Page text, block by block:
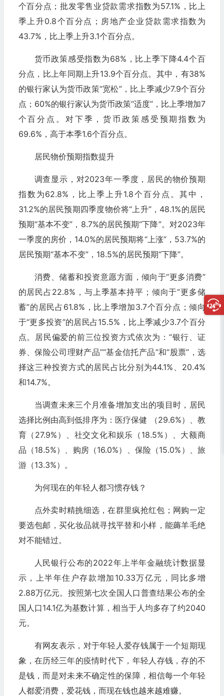
个百分点；批发零售业贷款需求指数为57.1%，比上
季上升0.8个百分点；房地产企业贷款需求指数为
43.7%，比上季上升3.1个百分点。
货币政策感受指数为68%，比上季下降4.4个百
分点，比上年同期上升13.9个百分点。其中，有38%
的银行家认为货币政策“宽松”，比上季减少7.9个百分
点；60%的银行家认为货币政策“适度”，比上季增加7
个百分点。对下季，货币政策感受预期指数为
69.6%，高于本季1.6个百分点。
居民物价预期指数提升
调查显示，对2023年一季度，居民的物价预期
指数为62.8%，比上季上升1.8个百分点。其中，
31.2%的居民预期四季度物价将“上升”，48.1%的居民
预期“基本不变”，8.7%的居民预期“下降”。对2023年
一季度的房价，14.0%的居民预期将“上涨”，53.7%的
居民预期“基本不变”，18.5%的居民预期“下降”。
消费、储蓄和投资意愿方面，倾向于“更多消费”
的居民占22.8%，与上季基本持平；倾向于“更多储
蓄”的居民占61.8%，比上季增加3.7个百分点；倾向
于“更多投资”的居民占15.5%，比上季减少3.7个百分
点。居民偏爱的前三位投资方式依次为：“银行、证
券、保险公司理财产品”“基金信托产品”和“股票”，选
择这三种投资方式的居民占比分别为44.1%、20.4%
和14.7%。
当调查未来三个月准备增加支出的项目时，居民
选择比例由高到低排序为：医疗保健 （29.6%）、教
育（27.9%）、社交文化和娱乐（18.5%）、大额商
品（18.5%）、购房（16.0%）、保险（15.0%）、旅
游（13.3%）。
为何现在的年轻人都习惯存钱？
点外卖时精挑细选，在群里疯抢红包；网购一定
要选包邮，买化妆品就寻找平替和小样，能薅羊毛绝
对不能错过。
人民银行公布的2022年上半年金融统计数据显
示，上半年住户存款增加10.33万亿元，同比多增
2.88万亿元。按照第七次全国人口普查结果公布的全
国人口14.1亿为基数计算，相当于人均多存了约2040
元。
有网友表示，对于年轻人爱存钱属于一个短期现
象，在历经三年的疫情时代下，年轻人存钱，存的不
是钱，而是对未来不确定性的保障，相信每一个年轻
人都爱消费，爱花钱，而现在钱也越来越难赚。